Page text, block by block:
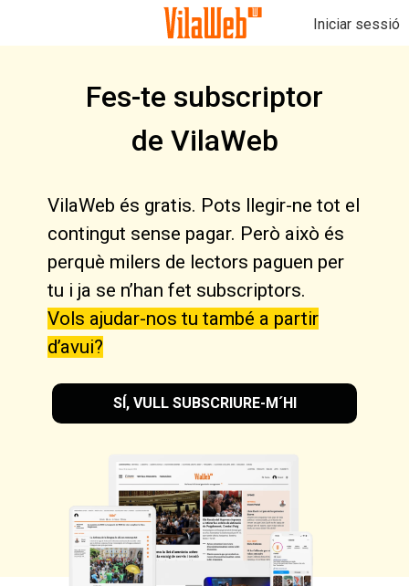
Iniciar sessió
Fes-te subscriptor
de VilaWeb
VilaWeb és gratis. Pots llegir-ne tot el
contingut sense pagar. Però això és
perquè milers de lectors paguen per
tu i ja se n’han fet subscriptors.
Vols ajudar-nos tu també a partir
d’avui?
SÍ, VULL SUBSCRIURE-M´HI